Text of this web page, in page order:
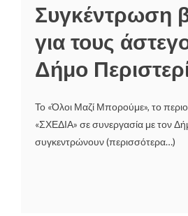
Συγκέντρωση
για τους
Δήμο
Το «Όλοι Μαζί Μπορούμε», το
«ΣΧΕΔΙΑ» σε συνεργασία με τον
συγκεντρώνουν (περισσότερα…)